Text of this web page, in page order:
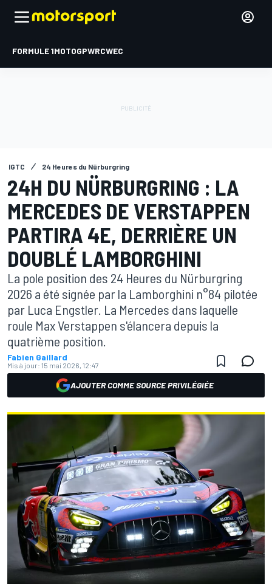
FORMULE 1MOTOGPWRCWEC
IGTC 24 Heures du Nürburgring
24H DU NÜRBURGRING : LA
MERCEDES DE VERSTAPPEN
PARTIRA 4E, DERRIÈRE UN
DOUBLÉ LAMBORGHINI
La pole position des 24 Heures du Nürburgring
2026 a été signée par la Lamborghini n°84 pilotée
par Luca Engstler. La Mercedes dans laquelle
roule Max Verstappen s'élancera depuis la
quatrième position.
Fabien Gaillard
Mis à jour: 15 mai 2026, 12:47
AJOUTER COMME SOURCE PRIVILÉGIÉE